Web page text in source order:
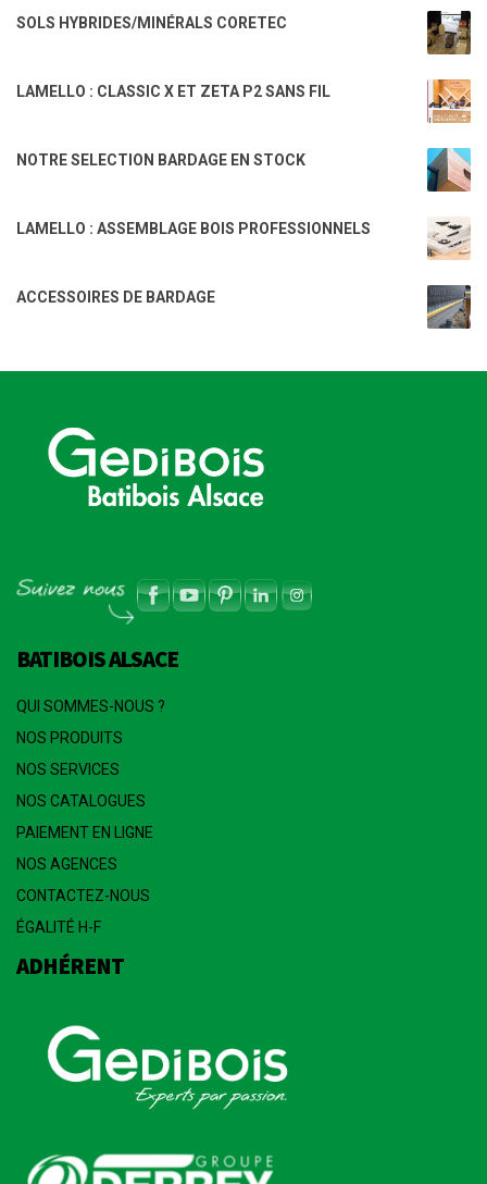
SOLS HYBRIDES/MINÉRALS CORETEC
LAMELLO : CLASSIC X ET ZETA P2 SANS FIL
NOTRE SELECTION BARDAGE EN STOCK
LAMELLO : ASSEMBLAGE BOIS PROFESSIONNELS
ACCESSOIRES DE BARDAGE
BATIBOIS ALSACE
QUI SOMMES-NOUS ?
NOS PRODUITS
NOS SERVICES
NOS CATALOGUES
PAIEMENT EN LIGNE
NOS AGENCES
CONTACTEZ-NOUS
ÉGALITÉ H-F
ADHÉRENT